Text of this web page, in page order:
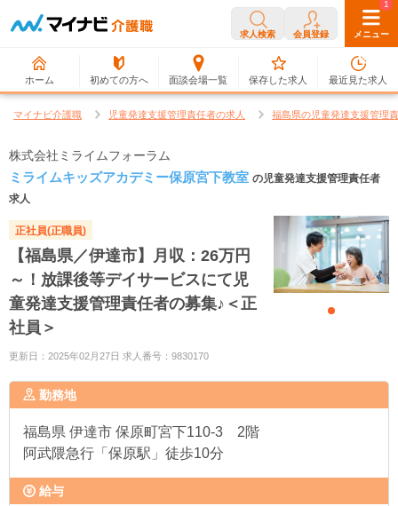
求人検索 会員登録 メニュー
ホーム 初めての方へ 面談会場一覧
0
保存した求人
1
最近見た求人
マイナビ介護職 児童発達支援管理責任者の求人 福島県の児童発達支援管理
株式会社ミライムフォーラム
ミライムキッズアカデミー保原宮下教室 の児童発達支援管理責任者
求人
正社員(正職員)
【福島県／伊達市】月収：26万円
～！放課後等デイサービスにて児
童発達支援管理責任者の募集♪＜正
社員＞
更新日：2025年02月27日 求人番号：9830170
勤務地
福島県 伊達市 保原町宮下110-3 2階
阿武隈急行「保原駅」徒歩10分
給与